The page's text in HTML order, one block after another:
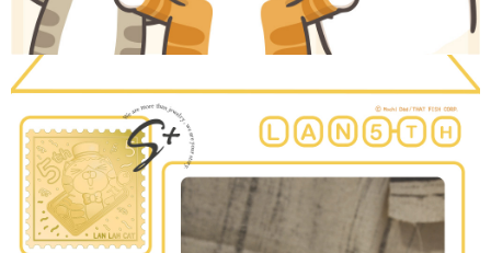
【注意事項】
１．透過由恩沛科技股份有限公司提供之「AFTEE先享後付」服務完成之交
易，需依本服務之必要範圍內提供個人資料，並將交易相關給付款項請求債
權轉讓予恩沛科技股份有限公司。
２．關於個人資料處理事宜，請瀏覽以下網址：
https://aftee.tw/terms/#terms3
３．未成年的使用者請事先徵得法定代理人或監護人之同意方可使用
「AFTEE先享後付」，若未經同意申辦者引起之損失，本公司不負相關責
任。
４．使用「AFTEE先享後付」時，將依據個別帳號之用戶狀況，依本公司即
時審查核予不同之上限額度；若仍有額度不足之情形，本公司將視審查結果
請求用戶進行身份認證。
每筆NT$60，滿NT$1,500(含以上)免運費
宅配
每筆NT$60，滿NT$1,500(含以上)免運費
付款後門市自取
免運費
貨到付款
每筆NT$90